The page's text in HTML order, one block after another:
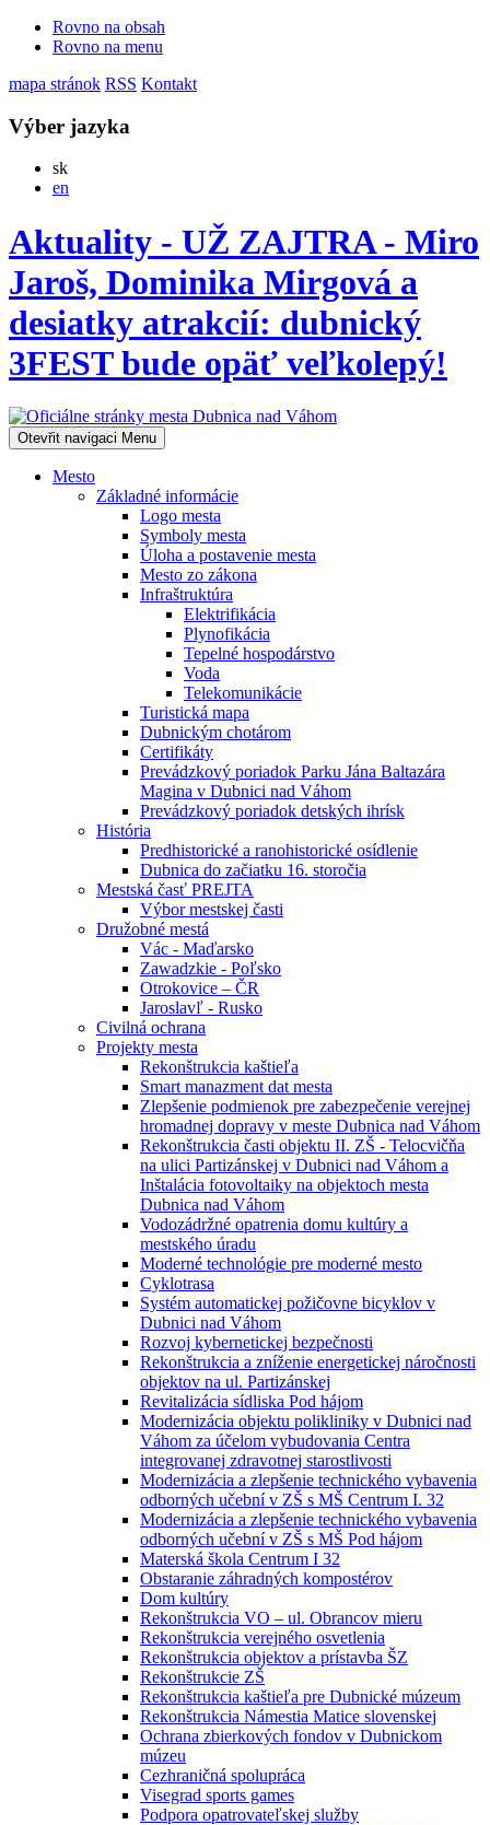
Rovno na obsah
Rovno na menu
mapa stránok RSS Kontakt
Výber jazyka
skSlovensky
en
Aktuality - UŽ ZAJTRA - Miro
Jaroš, Dominika Mirgová a
desiatky atrakcií: dubnický
3FEST bude opäť veľkolepý!
Otevřit navigaci Menu
Mesto
Základné informácie
Logo mesta
Symboly mesta
Úloha a postavenie mesta
Mesto zo zákona
Infraštruktúra
Elektrifikácia
Plynofikácia
Tepelné hospodárstvo
Voda
Telekomunikácie
Turistická mapa
Dubnickým chotárom
Certifikáty
Prevádzkový poriadok Parku Jána Baltazára
Magina v Dubnici nad Váhom
Prevádzkový poriadok detských ihrísk
História
Predhistorické a ranohistorické osídlenie
Dubnica do začiatku 16. storočia
Mestská časť PREJTA
Výbor mestskej časti
Družobné mestá
Vác - Maďarsko
Zawadzkie - Poľsko
Otrokovice – ČR
Jaroslavľ - Rusko
Civilná ochrana
Projekty mesta
Rekonštrukcia kaštieľa
Smart manazment dat mesta
Zlepšenie podmienok pre zabezpečenie verejnej
hromadnej dopravy v meste Dubnica nad Váhom
Rekonštrukcia časti objektu II. ZŠ - Telocvičňa
na ulici Partizánskej v Dubnici nad Váhom a
Inštalácia fotovoltaiky na objektoch mesta
Dubnica nad Váhom
Vodozádržné opatrenia domu kultúry a
mestského úradu
Moderné technológie pre moderné mesto
Cyklotrasa
Systém automatickej požičovne bicyklov v
Dubnici nad Váhom
Rozvoj kybernetickej bezpečnosti
Rekonštrukcia a zníženie energetickej náročnosti
objektov na ul. Partizánskej
Revitalizácia sídliska Pod hájom
Modernizácia objektu polikliniky v Dubnici nad
Váhom za účelom vybudovania Centra
integrovanej zdravotnej starostlivosti
Modernizácia a zlepšenie technického vybavenia
odborných učební v ZŠ s MŠ Centrum I. 32
Modernizácia a zlepšenie technického vybavenia
odborných učební v ZŠ s MŠ Pod hájom
Materská škola Centrum I 32
Obstaranie záhradných kompostérov
Dom kultúry
Rekonštrukcia VO – ul. Obrancov mieru
Rekonštrukcia verejného osvetlenia
Rekonštrukcia objektov a prístavba ŠZ
Rekonštrukcie ZŠ
Rekonštrukcia kaštieľa pre Dubnické múzeum
Rekonštrukcia Námestia Matice slovenskej
Ochrana zbierkových fondov v Dubnickom
múzeu
Cezhraničná spolupráca
Visegrad sports games
Podpora opatrovateľskej služby